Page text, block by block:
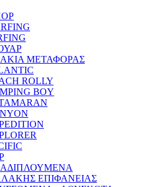
ΜΕΤΑΦΟΡΑΣ
ROLLY
BOY
ΕΠΙΦΑΝΕΙΑΣ